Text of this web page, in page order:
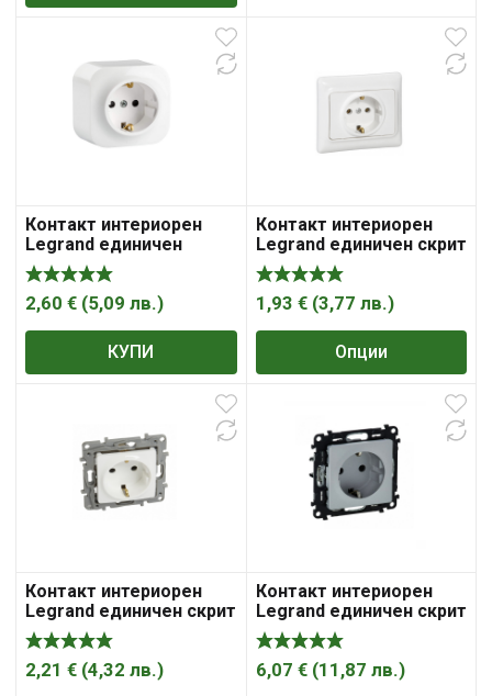
5,08 €
Контакт интериорен
Legrand единичен
открит монтаж 16A,
20IP, бял Forix
2,60 € (5,09 лв.)
КУПИ
Контакт интериорен
Legrand единичен скрит
монтаж 16A, 2P+ E, 20IP,
Kaptika
1,93 € (3,77 лв.)
Опции
Контакт интериорен
Legrand единичен скрит
монтаж 16A, 2P+ E, 20IP,
бял Niloe
2,21 € (4,32 лв.)
Контакт интериорен
Legrand единичен скрит
монтаж с детска
защита 16A, 2P+ E, 20IP,
алуминий, Valena Life
6,07 € (11,87 лв.)